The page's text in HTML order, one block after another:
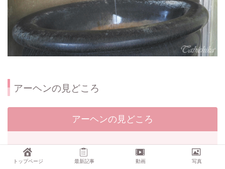
アーヘンの見どころ
アーヘンの見どころ
アーヘン大聖堂
トップページ 最新記事 動画 写真